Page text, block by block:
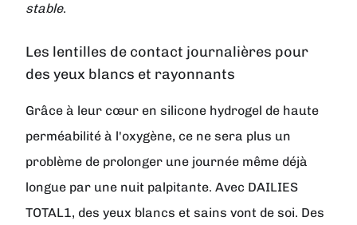
stable.
Les lentilles de contact journalières pour
des yeux blancs et rayonnants
Grâce à leur cœur en silicone hydrogel de haute
perméabilité à l'oxygène, ce ne sera plus un
problème de prolonger une journée même déjà
longue par une nuit palpitante. Avec DAILIES
TOTAL1, des yeux blancs et sains vont de soi. Des